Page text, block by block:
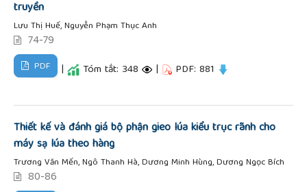
truyền
Lưu Thị Huế, Nguyễn Phạm Thục Anh
74-79
PDF | Tóm tắt: 348 | PDF: 881
Thiết kế và đánh giá bộ phận gieo lúa kiểu trục rãnh cho
máy sạ lúa theo hàng
Trương Văn Mến, Ngô Thanh Hà, Dương Minh Hùng, Dương Ngọc Bích
80-86